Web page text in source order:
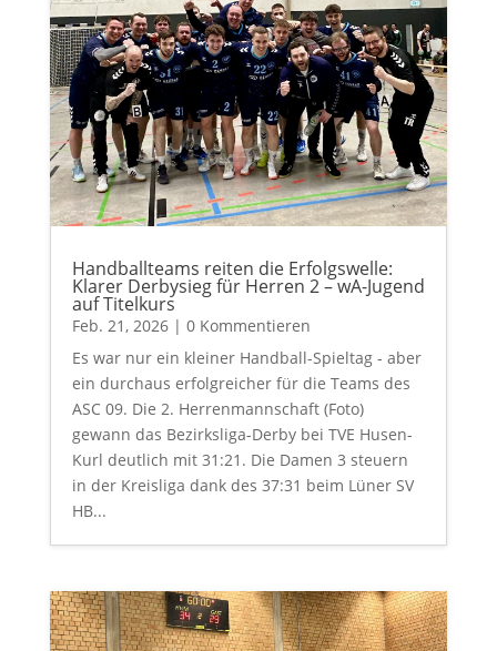
Handballteams reiten die Erfolgswelle:
Klarer Derbysieg für Herren 2 – wA-Jugend
auf Titelkurs
Feb. 21, 2026| 0 Kommentieren
Es war nur ein kleiner Handball-Spieltag - aber
ein durchaus erfolgreicher für die Teams des
ASC 09. Die 2. Herrenmannschaft (Foto)
gewann das Bezirksliga-Derby bei TVE Husen-
Kurl deutlich mit 31:21. Die Damen 3 steuern
in der Kreisliga dank des 37:31 beim Lüner SV
HB...